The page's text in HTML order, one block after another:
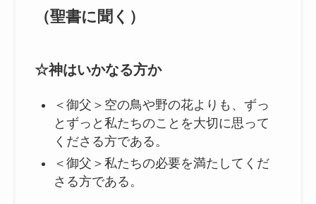
（聖書に聞く）
☆神はいかなる方か
＜御父＞空の鳥や野の花よりも、ずっ
とずっと私たちのことを大切に思って
くださる方である。
＜御父＞私たちの必要を満たしてくだ
さる方である。